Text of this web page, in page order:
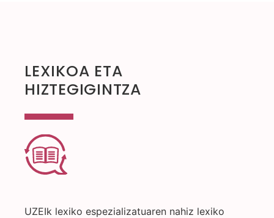
LEXIKOA ETA
HIZTEGIGINTZA
UZEIk lexiko espezializatuaren nahiz lexiko